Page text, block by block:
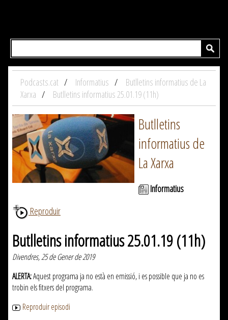
Podcasts.cat Informatius
Butlletins informatius de La
Xarxa
Butlletins informatius 25.01.19 (11h)
Butlletins
informatius de
La Xarxa
Informatius
Reproduir
Butlletins informatius 25.01.19 (11h)
Divendres, 25 de Gener de 2019
ALERTA:Aquest programa ja no està en emissió, i es possible que ja no es
trobin els fitxers del programa.
Reproduir episodi